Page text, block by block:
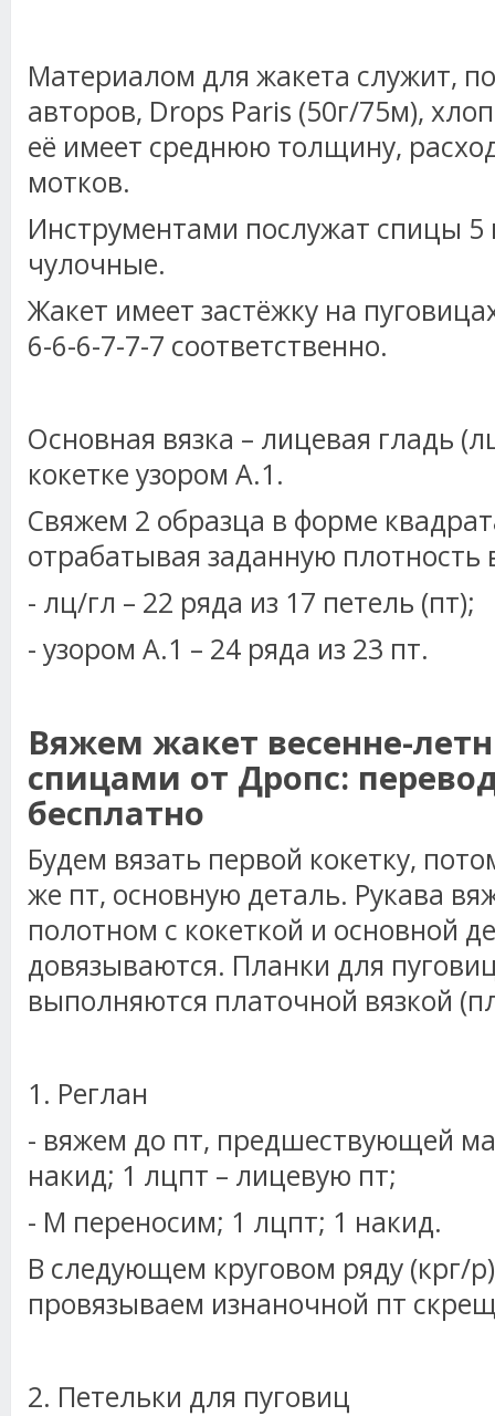
Материалом для жакета служит,
авторов, Drops Paris (50г/75м),
её имеет среднюю толщину,
мотков.
Инструментами послужат спицы 5
чулочные.
Жакет имеет застёжку на
6-6-6-7-7-7 соответственно.
Основная вязка – лицевая гладь
кокетке узором А.1.
Свяжем 2 образца в форме
отрабатывая заданную плотность
- лц/гл – 22 ряда из 17 петель (пт);
- узором А.1 – 24 ряда из 23 пт.
Вяжем жакет весенне-
спицами от Дропс:
бесплатно
Будем вязать первой кокетку,
же пт, основную деталь. Рукава
полотном с кокеткой и основной
довязываются. Планки для
выполняются платочной вязкой
1. Реглан
- вяжем до пт, предшествующей
накид; 1 лцпт – лицевую пт;
- М переносим; 1 лцпт; 1 накид.
В следующем круговом ряду (крг/
провязываем изнаночной пт
2. Петельки для пуговиц